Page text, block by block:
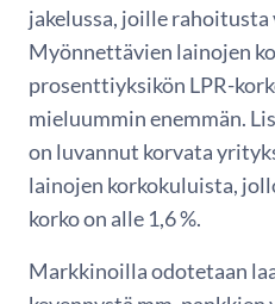
jakelussa, joille rahoitusta
Myönnettävien lainojen
prosenttiyksikön LPR-
mieluummin enemmän.
on luvannut korvata
lainojen korkokuluista,
korko on alle 1,6 %.
Markkinoilla odotetaan